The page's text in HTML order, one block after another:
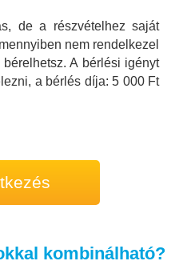
de a részvételhez saját
nem rendelkezel
A bérlési igényt
a bérlés díja: 5 000 Ft
kombinálható?